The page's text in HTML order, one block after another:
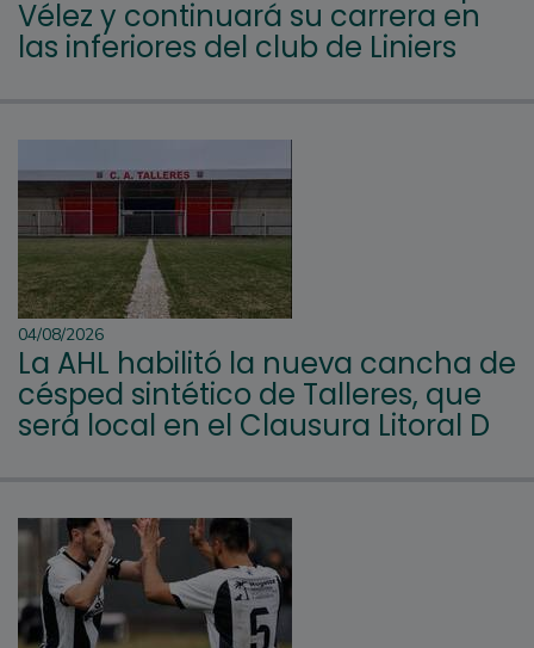
Vélez y continuará su carrera en
las inferiores del club de Liniers
04/08/2026
La AHL habilitó la nueva cancha de
césped sintético de Talleres, que
será local en el Clausura Litoral D